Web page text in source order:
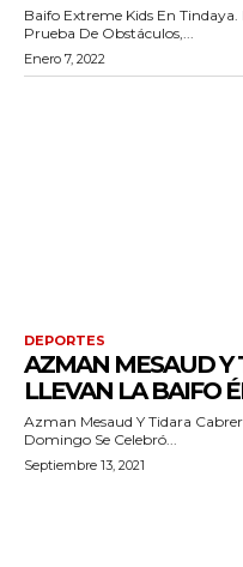
Baifo Extreme Kids En Tindaya.
Prueba De Obstáculos,...
Enero 7, 2022
DEPORTES
AZMAN MESAUD Y
LLEVAN LA BAIFO
Azman Mesaud Y Tidara
Domingo Se Celebró...
Septiembre 13, 2021